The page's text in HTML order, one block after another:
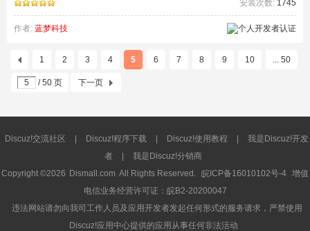
安装次数: 1745
作者: 蓝梦科技
1 2 3 4 5 6 7 8 9 10 ... 50
/ 50 页 下一页
Discuz!交流社区 Discuz!程序下载 Discuz!使用教程
我是Discuz!开发
者
我是Discuz!分销商
Copyright ©2026 Dismall.com All Rights Reserved. 皖ICP备16010102号-4 增值
电信业务经营许可证：皖B2-20200047
违法网站请勿向我司工作人员及应用开发者发起任何形式的服务请求，严禁使用
Discuz!应用中心提供的应用从事任何非法活动